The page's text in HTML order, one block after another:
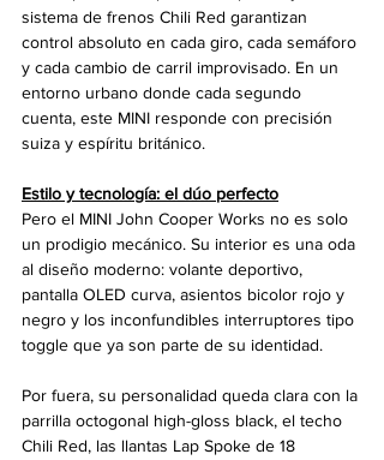
sistema de frenos Chili Red garantizan
control absoluto en cada giro, cada semáforo
y cada cambio de carril improvisado. En un
entorno urbano donde cada segundo
cuenta, este MINI responde con precisión
suiza y espíritu británico.
Estilo y tecnología: el dúo perfecto
Pero el MINI John Cooper Works no es solo
un prodigio mecánico. Su interior es una oda
al diseño moderno: volante deportivo,
pantalla OLED curva, asientos bicolor rojo y
negro y los inconfundibles interruptores tipo
toggle que ya son parte de su identidad.
Por fuera, su personalidad queda clara con la
parrilla octogonal high-gloss black, el techo
Chili Red, las llantas Lap Spoke de 18